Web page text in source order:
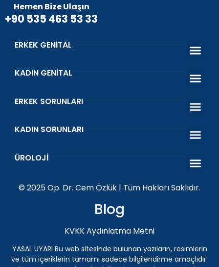
Hemen Bize Ulaşın
+90 535 463 53 33
ERKEK GENITAL
KADIN GENITAL
ERKEK SORUNLARI
KADIN SORUNLARI
ÜROLOJI
© 2025 Op. Dr. Cem Özlük | Tüm Hakları Saklıdır.
Blog
KVKK Aydınlatma Metni
YASAL UYARI Bu web sitesinde bulunan yazıların, resimlerin
ve tüm içeriklerin tamamı sadece bilgilendirme amaçlıdır.